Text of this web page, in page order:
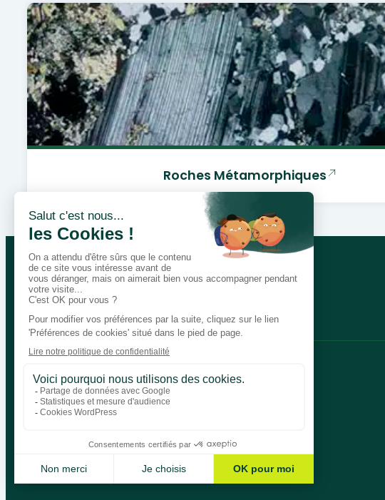
Roches Métamorphiques
Parlons de vos besoins pédagogiques,
Bégénat
Niveau d’enseignement
Politique de retour